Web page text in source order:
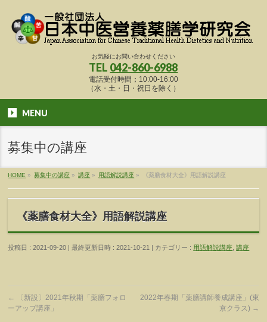
お気軽にお問い合わせください
TEL 042-860-6988
電話受付時間；10:00-16:00
（水・土・日・祝日を除く）
MENU
募集中の講座
HOME » 募集中の講座 » 講座 » 用語解説講座 » 《薬膳食材大全》用語解説講座
《薬膳食材大全》用語解説講座
投稿日 : 2021-09-20 最終更新日時 : 2021-10-21 カテゴリー : 用語解説講座 ,講座
←
〔新設〕2021年秋期「薬膳フォロ
ーアップ講座」
2022年春期「薬膳講師養成講座」(東
京クラス) →